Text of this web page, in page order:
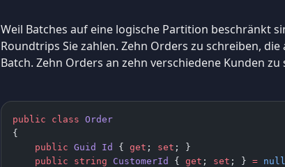
Weil Batches auf eine logische Partition beschränkt
Roundtrips Sie zahlen. Zehn Orders zu schreiben, die
Batch. Zehn Orders an zehn verschiedene Kunden
public class Order
{
    public
Guid Id { get ; set ; }
    public
string CustomerId { get ; set ; } = null